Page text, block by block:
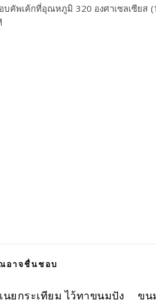
คัพเค้กที่อุณหภูมิ 320 องศาเซลเซียส
อาจชื่นชอบ
นยกระเทียม ไว้ทาขนมปัง ขน